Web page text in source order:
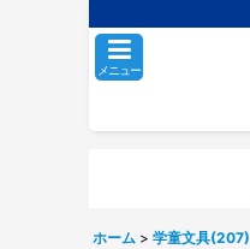
メニュー
ホーム > 学童文具(207)